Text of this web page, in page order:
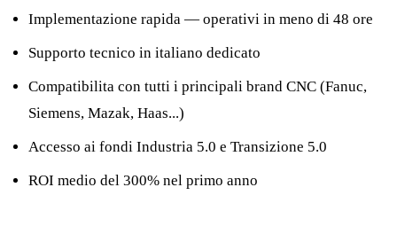
Implementazione rapida — operativi in meno di 48 ore
Supporto tecnico in italiano dedicato
Compatibilita con tutti i principali brand CNC (Fanuc,
Siemens, Mazak, Haas...)
Accesso ai fondi Industria 5.0 e Transizione 5.0
ROI medio del 300% nel primo anno